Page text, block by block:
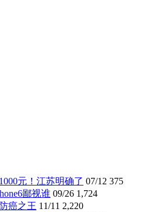
元！江苏明确了 07/12 375
鄙视谁 09/26 1,724
癌之王 11/11 2,220